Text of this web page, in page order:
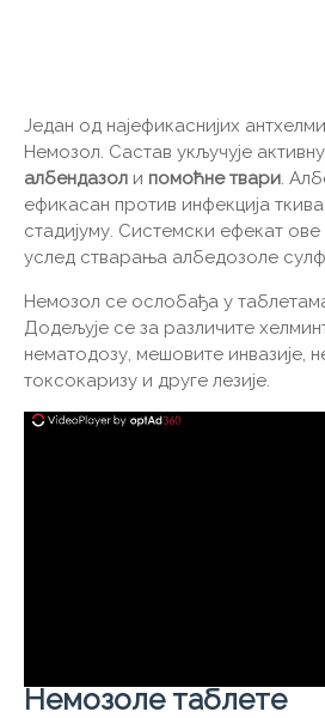
Један од најефикаснијих
Немозол. Састав укључује
албендазол и помоћне твари.
ефикасан против инфекција
стадијуму. Системски ефекат ове
услед стварања албедозоле
Немозол се ослобађа у
Додељује се за различите
нематодозу, мешовите инвазије,
токсокаризу и друге лезије.
Немозоле таблете